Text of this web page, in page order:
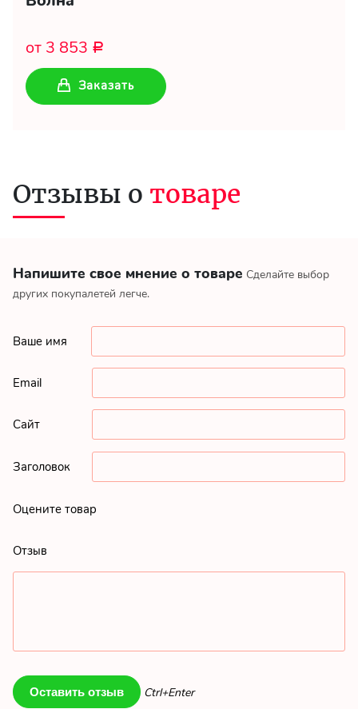
от 3 853 Р
Заказать
Напишите свое мнение о товаре Сделайте выбор
других покупалетей легче.
Ваше имя
Email
Сайт
Заголовок
Оцените товар
Отзыв
Ctrl+Enter
Отзывы о товаре